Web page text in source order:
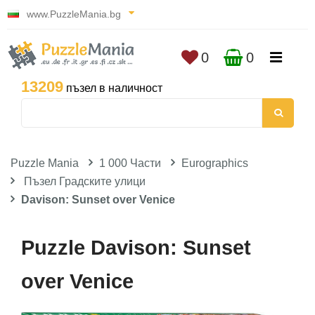
www.PuzzleMania.bg
13209 пъзел в наличност
0 0
Puzzle Mania 1 000 Части
Eurographics
Пъзел Градските улици
Davison: Sunset over Venice
Puzzle Davison: Sunset
over Venice